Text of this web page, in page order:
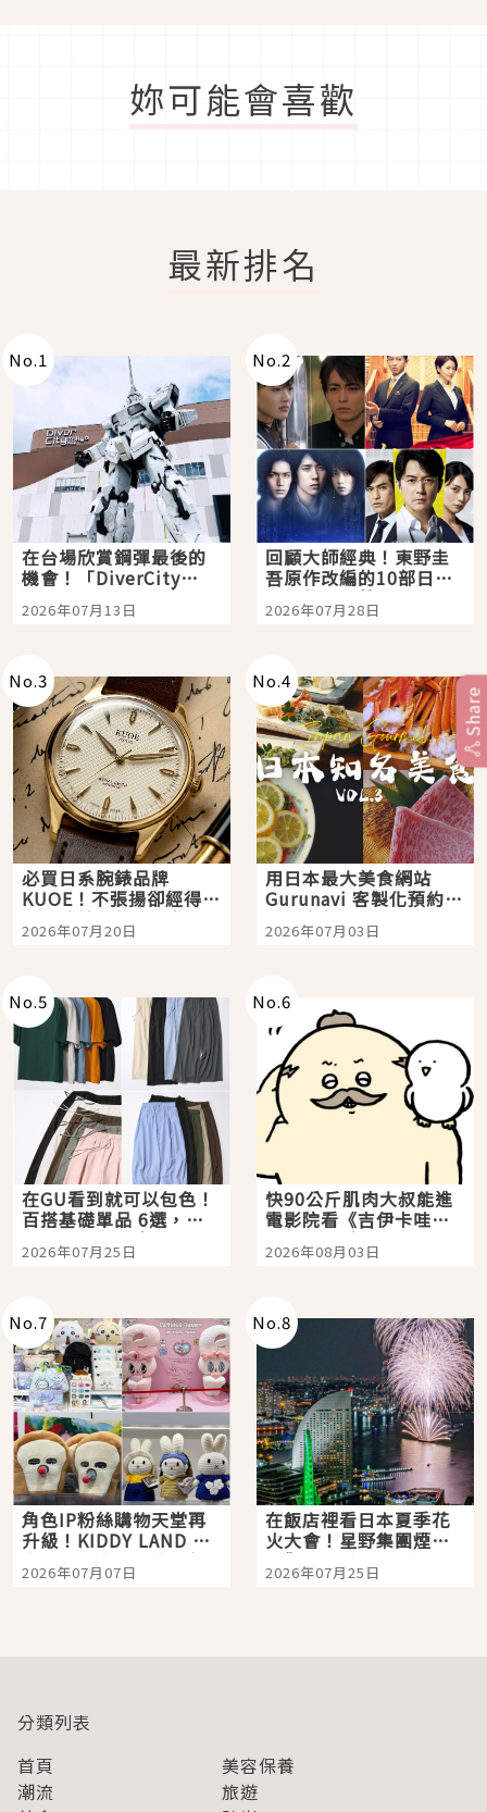
妳可能會喜歡
最新排名
No.1
在台場欣賞鋼彈最後的
機會！「DiverCity
Tokyo Plaza」搭船、
購物、美食及夜景，一
2026年07月13日
No.2
回顧大師經典！東野圭
吾原作改編的10部日本
影視作品推薦
2026年07月28日
No.3
必買日系腕錶品牌
KUOE！不張揚卻經得起
時間洗鍊的經典之作五
選
2026年07月20日
No.4
用日本最大美食網站
Gurunavi 客製化預約九
大都市餐廳，打造專屬
美食體驗！
2026年07月03日
No.5
在GU看到就可以包色！
百搭基礎單品 6選，閉
眼全收也不心疼
2026年07月25日
No.6
快90公斤肌肉大叔能進
電影院看《吉伊卡哇》
嗎？日本重金屬樂團
「打首」會長與nagano
2026年08月03日
No.7
角色IP粉絲購物天堂再
升級！KIDDY LAND 原
宿店吉伊卡哇迎客，新
開幕 OMOKADO 店3分
2026年07月07日
No.8
在飯店裡看日本夏季花
火大會！星野集團煙火
景觀飯店6選，讓你不用
人擠人悠閒欣賞
2026年07月25日
Share
分類列表
首頁
美容保養
潮流
旅遊